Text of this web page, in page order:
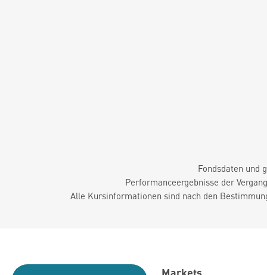
Fondsdaten und
Performanceergebnisse der
Alle Kursinformationen sind nach den
Markets